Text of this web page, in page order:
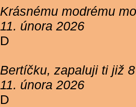
Krásnému modrému
11. února 2026
D
Bertíčku, zapaluji ti již
11. února 2026
D